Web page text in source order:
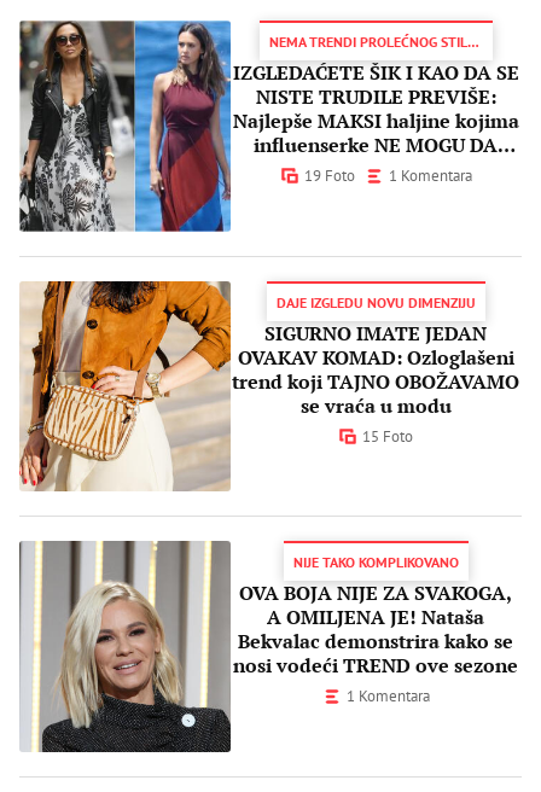
NEMA TRENDI PROLEĆNOG STILA BEZ NJE
IZGLEDAĆETE ŠIK I KAO DA SE
NISTE TRUDILE PREVIŠE:
Najlepše MAKSI haljine kojima
influenserke NE MOGU DA
ODOLE
19 Foto 1 Komentara
DAJE IZGLEDU NOVU DIMENZIJU
SIGURNO IMATE JEDAN
OVAKAV KOMAD: Ozloglašeni
trend koji TAJNO OBOŽAVAMO
se vraća u modu
15 Foto
NIJE TAKO KOMPLIKOVANO
OVA BOJA NIJE ZA SVAKOGA,
A OMILJENA JE! Nataša
Bekvalac demonstrira kako se
nosi vodeći TREND ove sezone
1 Komentara